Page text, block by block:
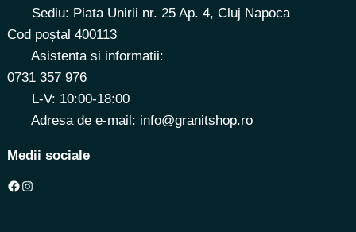
Sediu: Piata Unirii nr. 25 Ap. 4, Cluj Napoca
Cod poștal 400113
Asistenta si informatii:
0731 357 976
L-V: 10:00-18:00
Adresa de e-mail: info@granitshop.ro
Medii sociale
Facebook
Instagram